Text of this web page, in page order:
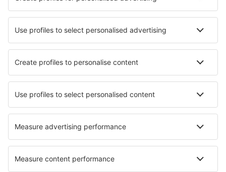
406EUR
1 Consulta l'occasione
Andata
27 ago (gio) PSA - TIA 1 scalo
15:30 22:55 7h 25min dettagli
15:30 11:35 dettagli
Ritorno
TIA - PSA Volo diretto
10:30 12:15 1h 45min dettagli